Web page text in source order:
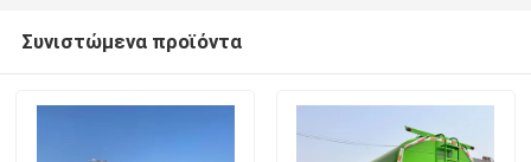
Συνιστώμενα προϊόντα